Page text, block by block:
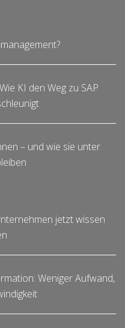
KI den Weg zu SAP
– und wie sie unter
jetzt wissen
Weniger Aufwand,